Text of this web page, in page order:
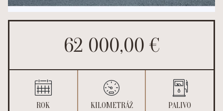
62 000,00 €
ROK
KILOMETRÁŽ
PALIVO